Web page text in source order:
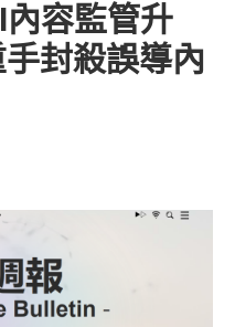
容監管升
封殺誤導內